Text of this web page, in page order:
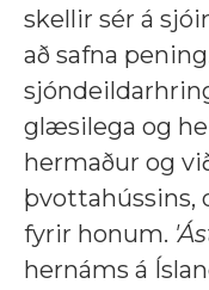
skellir sér á
að safna
glæsilega og
hermaður og
þvottahússins,
fyrir honum.
hernáms á